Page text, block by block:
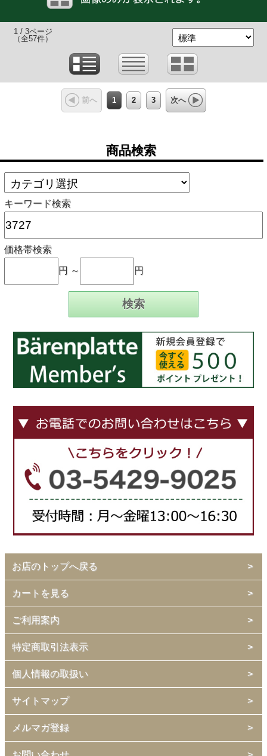
1 / 3ページ
（全57件）
前へ 1 2 3 次へ
商品検索
キーワード検索
価格帯検索
円 ～ 円
お店のトップへ戻る
カートを見る
ご利用案内
特定商取引法表示
個人情報の取扱い
サイトマップ
メルマガ登録